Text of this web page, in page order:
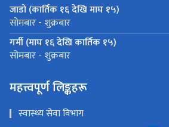
जाडो (कार्तिक १६ देखि माघ १५)
सोमबार - शुक्रबार
गर्मी (माघ १६ देखि कार्तिक १५)
सोमबार - शुक्रबार
महत्त्वपूर्ण लिङ्कहरू
स्वास्थ्य सेवा विभाग